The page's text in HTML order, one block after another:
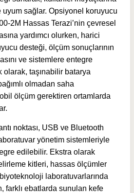
sağlar. Opsiyonel koruyucu
2M Hassas Terazi’nin çevresel
yardımcı olurken, harici
desteği, ölçüm sonuçlarının
ve sistemlere entegre
taşınabilir batarya
olmadan saha
ölçüm gerektiren ortamlarda
noktası, USB ve Bluetooth
yönetim sistemleriyle
edilebilir. Ekstra olarak
kitleri, hassas ölçümler
laboratuvarlarında
farklı ebatlarda sunulan kefe